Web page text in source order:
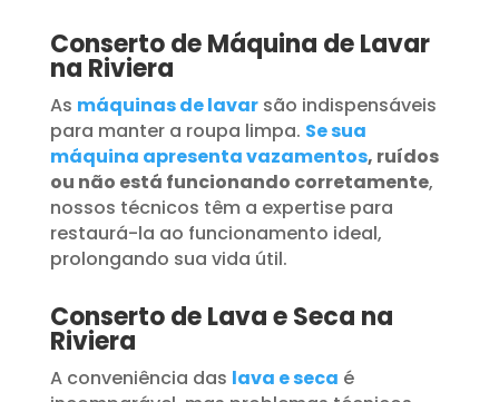
Conserto de Máquina de Lavar
na Riviera
As máquinas de lavar são indispensáveis
para manter a roupa limpa. Se sua
máquina apresenta vazamentos, ruídos
ou não está funcionando corretamente,
nossos técnicos têm a expertise para
restaurá-la ao funcionamento ideal,
prolongando sua vida útil.
Conserto de Lava e Seca na
Riviera
A conveniência das lava e seca é